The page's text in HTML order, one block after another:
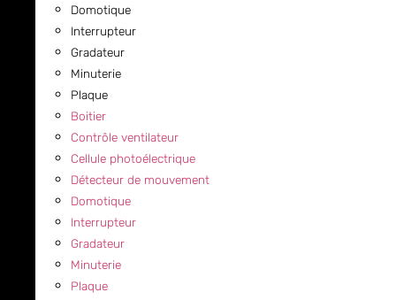
Domotique
Interrupteur
Gradateur
Minuterie
Plaque
Boitier
Contrôle ventilateur
Cellule photoélectrique
Détecteur de mouvement
Domotique
Interrupteur
Gradateur
Minuterie
Plaque